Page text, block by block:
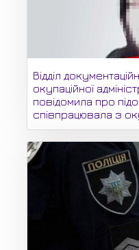
Відділ
окупаційної
повідомила про
співпрацювала з